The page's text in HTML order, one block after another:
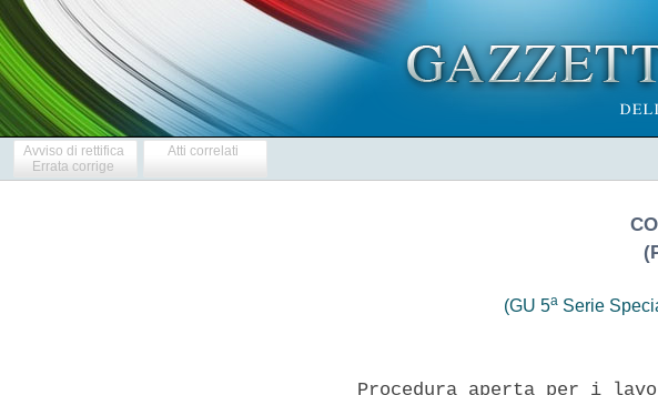
Avviso di rettifica
Errata corrige
Atti correlati
(GU 5a Serie
Procedura aperta per i